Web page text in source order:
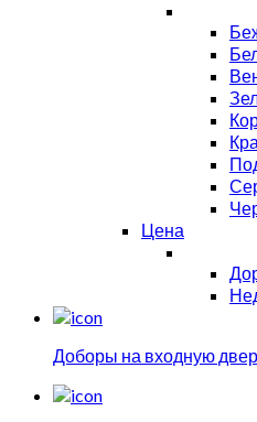
Цена
Доборы на входную